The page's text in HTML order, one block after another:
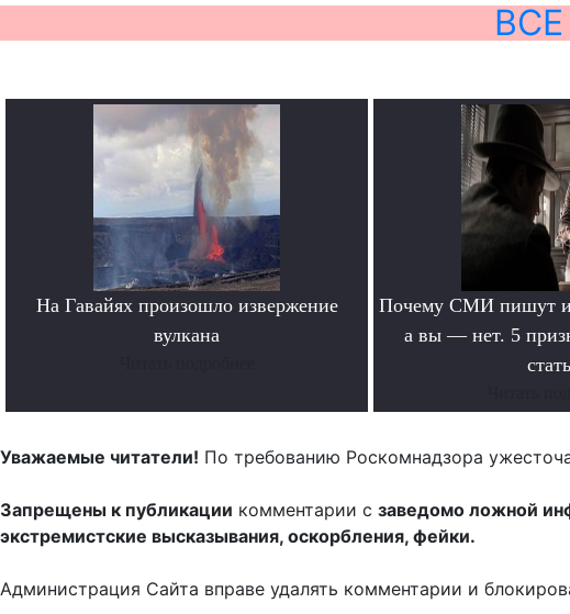
На Гавайях произошло извержение
вулкана
Почему СМИ пишут
а вы — нет. 5
Уважаемые читатели! По требованию Роскомнадзора
Запрещены к публикации комментарии с заведомо ложной
экстремистские высказывания, оскорбления, фейки.
Администрация Сайта вправе удалять комментарии и